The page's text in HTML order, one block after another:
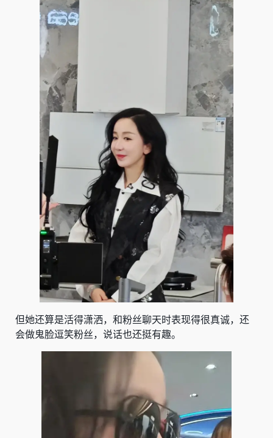
但她还算是活得潇洒，和粉丝聊天时表现得很真诚，还
会做鬼脸逗笑粉丝，说话也还挺有趣。